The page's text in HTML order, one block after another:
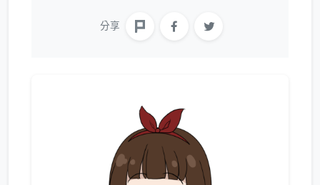
分享